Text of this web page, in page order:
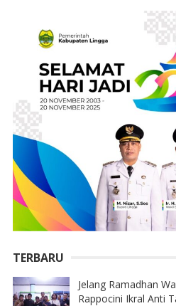
TERBARU
Jelang Ramadhan
Rappocini Ikral Anti